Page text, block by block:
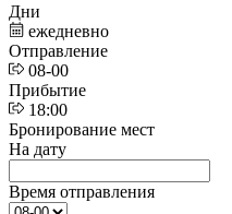
Дни
ежедневно
Отправление
08-00
Прибытие
18:00
Бронирование мест
На дату
Время отправления